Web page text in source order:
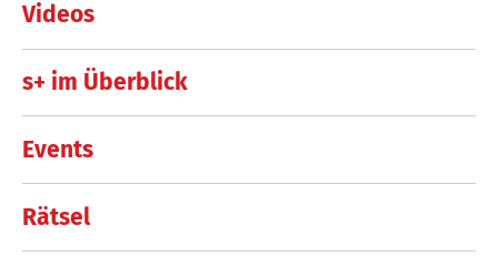
Videos
s+ im Überblick
Events
Rätsel